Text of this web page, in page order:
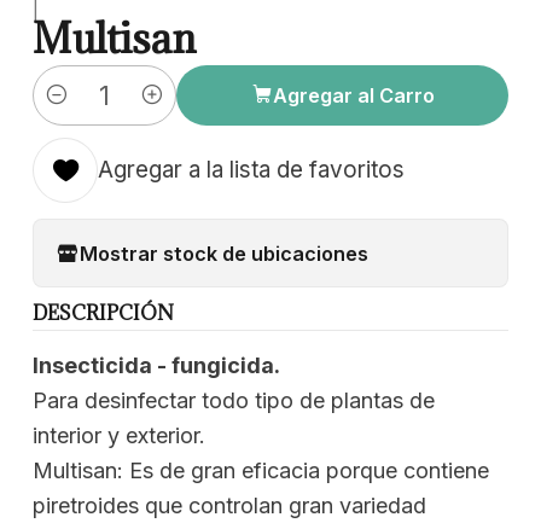
Multisan
Cantidad
Agregar al Carro
Agregar a la lista de favoritos
Mostrar stock de ubicaciones
DESCRIPCIÓN
Insecticida - fungicida.
Para desinfectar todo tipo de plantas de
interior y exterior.
Multisan: Es de gran eficacia porque contiene
piretroides que controlan gran variedad